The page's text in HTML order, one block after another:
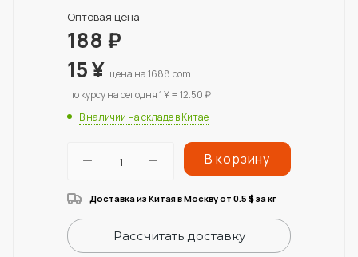
Оптовая цена
188 ₽
15¥ цена на 1688.com
по курсу на сегодня 1 ¥ = 12.50 ₽
В наличии на складе в Китае
В корзину
Доставка из Китая в Москву от 0.5 $за кг
Рассчитать доставку